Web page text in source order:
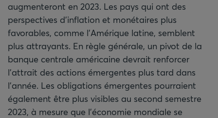
augmenteront en 2023. Les pays qui ont des
perspectives d’inflation et monétaires plus
favorables, comme l'Amérique latine, semblent
plus attrayants. En règle générale, un pivot de la
banque centrale américaine devrait renforcer
l’attrait des actions émergentes plus tard dans
l’année. Les obligations émergentes pourraient
également être plus visibles au second semestre
2023, à mesure que l’économie mondiale se